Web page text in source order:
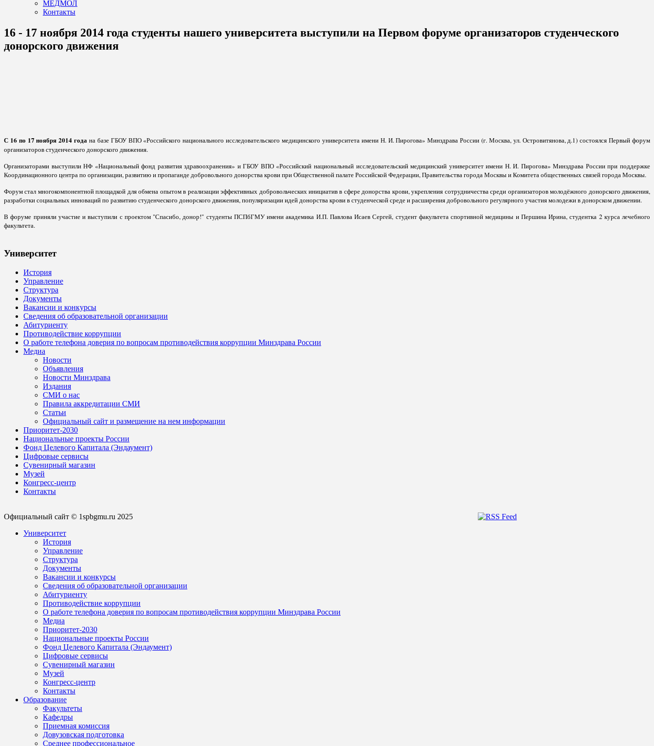
МЕДМОЛ
Контакты
16 - 17 ноября 2014 года студенты нашего университета выступили на Первом форуме организаторов студенческого
донорского движения
С 16 по 17 ноября 2014 года на базе ГБОУ ВПО «Российского национального исследовательского медицинского университета имени Н. И. Пирогова» Минздрава России (г. Москва, ул. Островитянова, д.1) состоялся Первый форум
организаторов студенческого донорского движения.
Организаторами выступили НФ «Национальный фонд развития здравоохранения» и ГБОУ ВПО «Российский национальный исследовательский медицинский университет имени Н. И. Пирогова» Минздрава России при поддержке
Координационного центра по организации, развитию и пропаганде добровольного донорства крови при Общественной палате Российской Федерации, Правительства города Москвы и Комитета общественных связей города Москвы.
Форум стал многокомпонентной площадкой для обмена опытом в реализации эффективных добровольческих инициатив в сфере донорства крови, укрепления сотрудничества среди организаторов молодёжного донорского движения,
разработки социальных инноваций по развитию студенческого донорского движения, популяризации идей донорства крови в студенческой среде и расширения добровольного регулярного участия молодежи в донорском движении.
В форуме приняли участие и выступили с проектом "Спасибо, донор!" студенты ПСПбГМУ имени академика И.П. Павлова Исаев Сергей, студент факультета спортивной медицины и Першина Ирина, студентка 2 курса лечебного
факультета.
Университет
История
Управление
Структура
Документы
Вакансии и конкурсы
Сведения об образовательной организации
Абитуриенту
Противодействие коррупции
О работе телефона доверия по вопросам противодействия коррупции Минздрава России
Медиа
Новости
Объявления
Новости Минздрава
Издания
СМИ о нас
Правила аккредитации СМИ
Статьи
Официальный сайт и размещение на нем информации
Приоритет-2030
Национальные проекты России
Фонд Целевого Капитала (Эндаумент)
Цифровые сервисы
Сувенирный магазин
Музей
Конгресс-центр
Контакты
Официальный сайт © 1spbgmu.ru 2025
Университет
История
Управление
Структура
Документы
Вакансии и конкурсы
Сведения об образовательной организации
Абитуриенту
Противодействие коррупции
О работе телефона доверия по вопросам противодействия коррупции Минздрава России
Медиа
Приоритет-2030
Национальные проекты России
Фонд Целевого Капитала (Эндаумент)
Цифровые сервисы
Сувенирный магазин
Музей
Конгресс-центр
Контакты
Образование
Факультеты
Кафедры
Приемная комиссия
Довузовская подготовка
Среднее профессиональное